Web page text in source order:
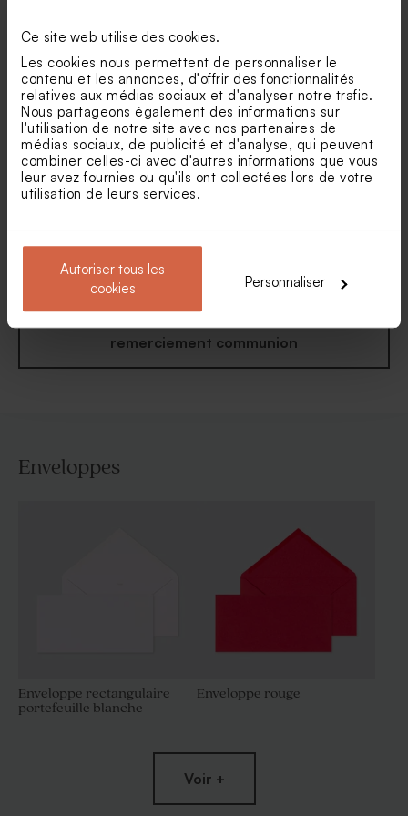
Ce site web utilise des cookies.
Les cookies nous permettent de personnaliser le
contenu et les annonces, d'offrir des fonctionnalités
relatives aux médias sociaux et d'analyser notre trafic.
Nous partageons également des informations sur
l'utilisation de notre site avec nos partenaires de
médias sociaux, de publicité et d'analyse, qui peuvent
combiner celles-ci avec d'autres informations que vous
leur avez fournies ou qu'ils ont collectées lors de votre
utilisation de leurs services.
Autoriser tous les
cookies
Personnaliser
Nouveautés
dorure
florale dorée
Voir toute la collection Carte
remerciement communion
Enveloppes
Enveloppe rectangulaire
portefeuille blanche
Enveloppe rouge
Voir +